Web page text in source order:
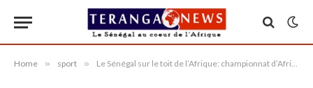
Home » sport » Le Sénégal sur le toit de l’Afrique: championnat d’Afrique 2025